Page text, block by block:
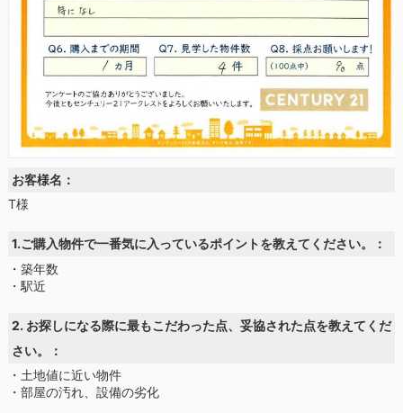
お客様名：
T様
1.ご購入物件で一番気に入っているポイントを教えてください。：
・築年数
・駅近
2. お探しになる際に最もこだわった点、妥協された点を教えてくだ
さい。：
・土地値に近い物件
・部屋の汚れ、設備の劣化